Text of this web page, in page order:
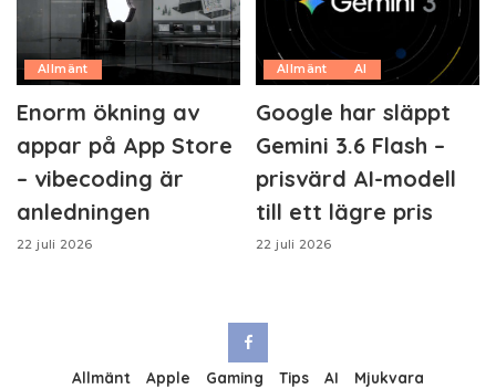
Allmänt
Enorm ökning av
appar på App Store
– vibecoding är
anledningen
22 juli 2026
Allmänt AI
Google har släppt
Gemini 3.6 Flash –
prisvärd AI-modell
till ett lägre pris
22 juli 2026
Allmänt Apple Gaming Tips AI Mjukvara